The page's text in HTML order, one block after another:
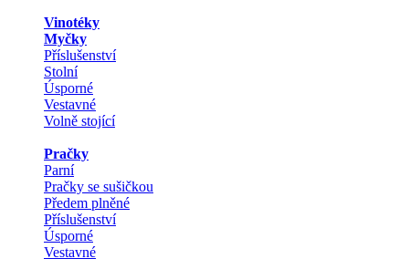
Vinotéky
Myčky
Příslušenství
Stolní
Úsporné
Vestavné
Volně stojící
Pračky
Parní
Pračky se sušičkou
Předem plněné
Příslušenství
Úsporné
Vestavné